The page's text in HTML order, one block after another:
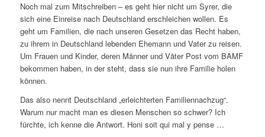
Noch mal zum Mitschreiben – es geht hier nicht um Syrer, die
sich eine Einreise nach Deutschland erschleichen wollen. Es
geht um Familien, die nach unseren Gesetzen das Recht haben,
zu ihrem in Deutschland lebenden Ehemann und Vater zu reisen.
Um Frauen und Kinder, deren Männer und Väter Post vom BAMF
bekommen haben, in der steht, dass sie nun ihre Familie holen
können.
Das also nennt Deutschland „erleichterten Familiennachzug“.
Warum nur macht man es diesen Menschen so schwer? Ich
fürchte, ich kenne die Antwort. Honi soit qui mal y pense …